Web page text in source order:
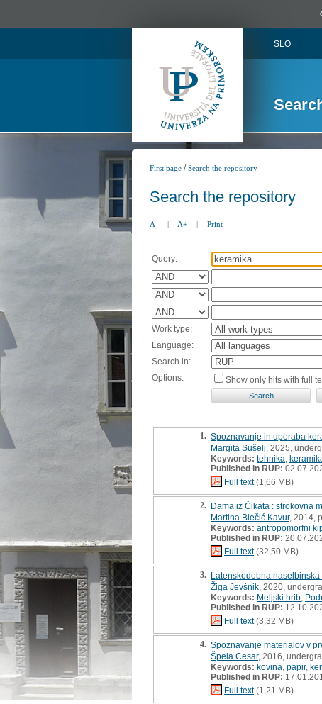
SLO
First page /Search the repository
Search the repository
A- | A+ | Print
Query:
Work type:
Language:
Search in:
Options:
Show only hits with full
1. Spoznavanje in uporaba
Margita Sušelj , 2025,
Keywords: tehnika
Published in RUP:
Full text(1,66 MB)
2. Dama iz Čikata : strokovna
Martina Blečić Kavur, 2014,
Keywords: antropomorfni
Published in RUP:
Full text(32,50 MB)
3. Latenskodobna
Žiga Jevšnik , 2020,
Keywords: Meljski hrib
Published in RUP:
Full text(3,32 MB)
4. Spoznavanje materialov v
Špela Cesar, 2016,
Keywords: kovina papir,
Published in RUP:
Full text(1,21 MB)